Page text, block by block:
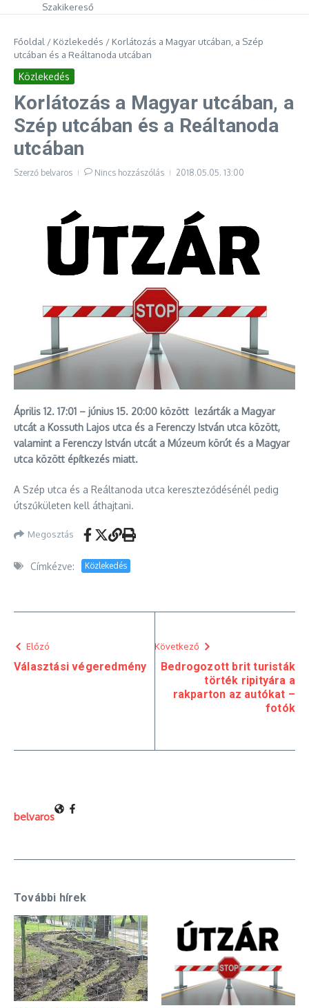
Szakikereső
Főoldal / Közlekedés / Korlátozás a Magyar utcában, a Szép
utcában és a Reáltanoda utcában
Közlekedés
Korlátozás a Magyar utcában, a
Szép utcában és a Reáltanoda
utcában
Szerző belvaros Nincs hozzászólás 2018.05.05. 13:00
Április 12. 17:01 – június 15. 20:00 között lezárták a Magyar
utcát a Kossuth Lajos utca és a Ferenczy István utca között,
valamint a Ferenczy István utcát a Múzeum körút és a Magyar
utca között építkezés miatt.
A Szép utca és a Reáltanoda utca kereszteződésénél pedig
útszűkületen kell áthajtani.
Megosztás
Címkézve: Közlekedés
Előzó
Választási végeredmény
Következő
Bedrogozott brit turisták
törték ripityára a
rakparton az autókat –
fotók
belvaros
További hírek